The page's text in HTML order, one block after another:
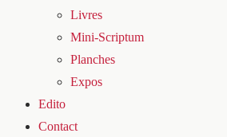
Livres
Mini-Scriptum
Planches
Expos
Edito
Contact